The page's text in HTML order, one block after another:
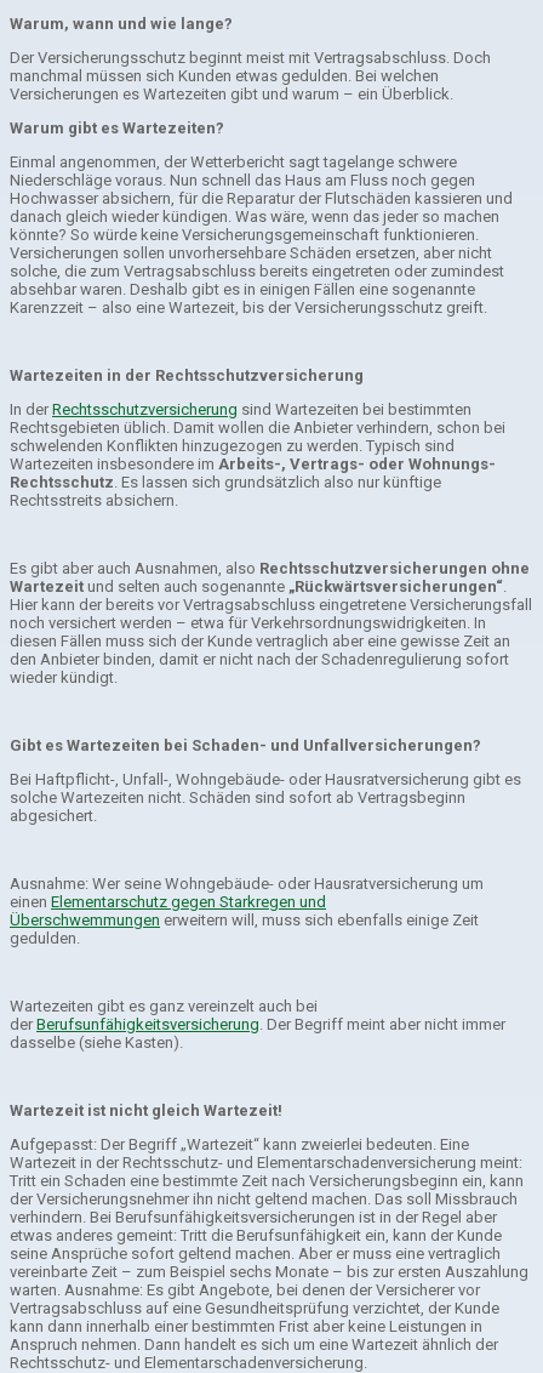
Warum, wann und wie lange?
Der Versicherungsschutz beginnt meist mit Vertragsabschluss. Doch
manchmal müssen sich Kunden etwas gedulden. Bei welchen
Versicherungen es Wartezeiten gibt und warum – ein Überblick.
Warum gibt es Wartezeiten?
Einmal angenommen, der Wetterbericht sagt tagelange schwere
Niederschläge voraus. Nun schnell das Haus am Fluss noch gegen
Hochwasser absichern, für die Reparatur der Flutschäden kassieren und
danach gleich wieder kündigen. Was wäre, wenn das jeder so machen
könnte? So würde keine Versicherungsgemeinschaft funktionieren.
Versicherungen sollen unvorhersehbare Schäden ersetzen, aber nicht
solche, die zum Vertragsabschluss bereits eingetreten oder zumindest
absehbar waren. Deshalb gibt es in einigen Fällen eine sogenannte
Karenzzeit – also eine Wartezeit, bis der Versicherungsschutz greift.
Wartezeiten in der Rechtsschutzversicherung
In der Rechtsschutzversicherung sind Wartezeiten bei bestimmten
Rechtsgebieten üblich. Damit wollen die Anbieter verhindern, schon bei
schwelenden Konflikten hinzugezogen zu werden. Typisch sind
Wartezeiten insbesondere im Arbeits-, Vertrags- oder Wohnungs-
Rechtsschutz . Es lassen sich grundsätzlich also nur künftige
Rechtsstreits absichern.
Es gibt aber auch Ausnahmen, also Rechtsschutzversicherungen ohne
Wartezeit und selten auch sogenannte „Rückwärtsversicherungen“
Hier kann der bereits vor Vertragsabschluss eingetretene Versicherungsfall
noch versichert werden – etwa für Verkehrsordnungswidrigkeiten. In
diesen Fällen muss sich der Kunde vertraglich aber eine gewisse Zeit an
den Anbieter binden, damit er nicht nach der Schadenregulierung sofort
wieder kündigt.
Gibt es Wartezeiten bei Schaden- und Unfallversicherungen?
Bei Haftpflicht-, Unfall-, Wohngebäude- oder Hausratversicherung gibt es
solche Wartezeiten nicht. Schäden sind sofort ab Vertragsbeginn
abgesichert.
Ausnahme: Wer seine Wohngebäude- oder Hausratversicherung um
einen Elementarschutz gegen Starkregen und
Überschwemmungen erweitern will, muss sich ebenfalls einige Zeit
gedulden.
Wartezeiten gibt es ganz vereinzelt auch bei
der Berufsunfähigkeitsversicherung . Der Begriff meint aber nicht immer
dasselbe (siehe Kasten).
Wartezeit ist nicht gleich Wartezeit!
Aufgepasst: Der Begriff „Wartezeit“ kann zweierlei bedeuten. Eine
Wartezeit in der Rechtsschutz- und Elementarschadenversicherung meint:
Tritt ein Schaden eine bestimmte Zeit nach Versicherungsbeginn ein, kann
der Versicherungsnehmer ihn nicht geltend machen. Das soll Missbrauch
verhindern. Bei Berufsunfähigkeitsversicherungen ist in der Regel aber
etwas anderes gemeint: Tritt die Berufsunfähigkeit ein, kann der Kunde
seine Ansprüche sofort geltend machen. Aber er muss eine vertraglich
vereinbarte Zeit – zum Beispiel sechs Monate – bis zur ersten Auszahlung
warten. Ausnahme: Es gibt Angebote, bei denen der Versicherer vor
Vertragsabschluss auf eine Gesundheitsprüfung verzichtet, der Kunde
kann dann innerhalb einer bestimmten Frist aber keine Leistungen in
Anspruch nehmen. Dann handelt es sich um eine Wartezeit ähnlich der
Rechtsschutz- und Elementarschadenversicherung.